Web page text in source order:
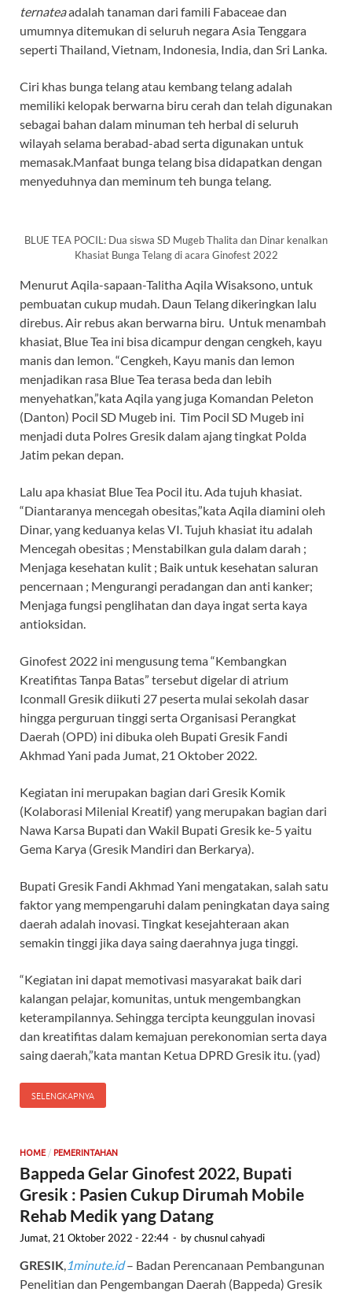
ternateaadalah tanaman dari famili Fabaceae dan
umumnya ditemukan di seluruh negara Asia Tenggara
seperti Thailand, Vietnam, Indonesia, India, dan Sri Lanka.
Ciri khas bunga telang atau kembang telang adalah
memiliki kelopak berwarna biru cerah dan telah digunakan
sebagai bahan dalam minuman teh herbal di seluruh
wilayah selama berabad-abad serta digunakan untuk
memasak.Manfaat bunga telang bisa didapatkan dengan
menyeduhnya dan meminum teh bunga telang.
BLUE TEA POCIL: Dua siswa SD Mugeb Thalita dan Dinar kenalkan
Khasiat Bunga Telang di acara Ginofest 2022
Menurut Aqila-sapaan-Talitha Aqila Wisaksono, untuk
pembuatan cukup mudah. Daun Telang dikeringkan lalu
direbus. Air rebus akan berwarna biru. Untuk menambah
khasiat, Blue Tea ini bisa dicampur dengan cengkeh, kayu
manis dan lemon. “Cengkeh, Kayu manis dan lemon
menjadikan rasa Blue Tea terasa beda dan lebih
menyehatkan,”kata Aqila yang juga Komandan Peleton
(Danton) Pocil SD Mugeb ini. Tim Pocil SD Mugeb ini
menjadi duta Polres Gresik dalam ajang tingkat Polda
Jatim pekan depan.
Lalu apa khasiat Blue Tea Pocil itu. Ada tujuh khasiat.
“Diantaranya mencegah obesitas,”kata Aqila diamini oleh
Dinar, yang keduanya kelas VI. Tujuh khasiat itu adalah
Mencegah obesitas ; Menstabilkan gula dalam darah ;
Menjaga kesehatan kulit ; Baik untuk kesehatan saluran
pencernaan ; Mengurangi peradangan dan anti kanker;
Menjaga fungsi penglihatan dan daya ingat serta kaya
antioksidan.
Ginofest 2022 ini mengusung tema “Kembangkan
Kreatifitas Tanpa Batas” tersebut digelar di atrium
Iconmall Gresik diikuti 27 peserta mulai sekolah dasar
hingga perguruan tinggi serta Organisasi Perangkat
Daerah (OPD) ini dibuka oleh Bupati Gresik Fandi
Akhmad Yani pada Jumat, 21 Oktober 2022.
Kegiatan ini merupakan bagian dari Gresik Komik
(Kolaborasi Milenial Kreatif) yang merupakan bagian dari
Nawa Karsa Bupati dan Wakil Bupati Gresik ke-5 yaitu
Gema Karya (Gresik Mandiri dan Berkarya).
Bupati Gresik Fandi Akhmad Yani mengatakan, salah satu
faktor yang mempengaruhi dalam peningkatan daya saing
daerah adalah inovasi. Tingkat kesejahteraan akan
semakin tinggi jika daya saing daerahnya juga tinggi.
“Kegiatan ini dapat memotivasi masyarakat baik dari
kalangan pelajar, komunitas, untuk mengembangkan
keterampilannya. Sehingga tercipta keunggulan inovasi
dan kreatifitas dalam kemajuan perekonomian serta daya
saing daerah,”kata mantan Ketua DPRD Gresik itu. (yad)
SELENGKAPNYA
HOME / PEMERINTAHAN
Bappeda Gelar Ginofest 2022, Bupati
Gresik : Pasien Cukup Dirumah Mobile
Rehab Medik yang Datang
Jumat, 21 Oktober 2022 - 22:44 - bychusnul cahyadi
GRESIK, 1minute.id– Badan Perencanaan Pembangunan
Penelitian dan Pengembangan Daerah (Bappeda) Gresik